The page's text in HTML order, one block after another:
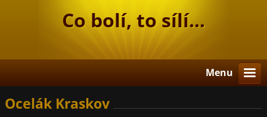
Co bolí, to sílí...
Menu
Ocelák Kraskov